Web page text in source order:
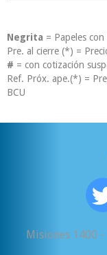
Negrita = Papeles
Pre. al cierre (*) =
# = con cotización
Ref. Próx. ape.(*) =
BCU
Misiones 1400